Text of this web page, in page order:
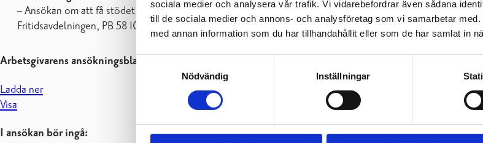
sociala medier och analysera vår trafik. Vi vidarebefordrar även sådana
till de sociala medier och annons- och analysföretag som vi samarbetar
med annan information som du har tillhandahållit eller som de har samlat in
Samtyckesval
Nödvändig
Inställningar
– Ansökan om att få stödet från staden bör lämnas insenast 31.10.2024 till e-post adressen:
Fritidsavdelningen, PB 58 10611 Raseborg,märk kuvertet ”sommarjobbssedel”.
Arbetsgivarens ansökningsblankett (sommarjobbssedel)
Ladda ner
Visa
I ansökan bör ingå: